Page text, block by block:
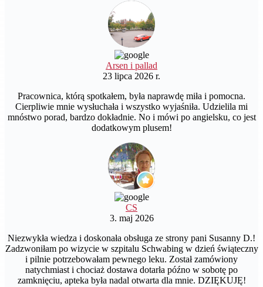
Arsen i pallad
23 lipca 2026 r.
Pracownica, którą spotkałem, była naprawdę miła i pomocna.
Cierpliwie mnie wysłuchała i wszystko wyjaśniła. Udzielila mi
mnóstwo porad, bardzo dokładnie. No i mówi po angielsku, co jest
dodatkowym plusem!
CS
3. maj 2026
Niezwykła wiedza i doskonała obsługa ze strony pani Susanny D.!
Zadzwoniłam po wizycie w szpitalu Schwabing w dzień świąteczny
i pilnie potrzebowałam pewnego leku. Został zamówiony
natychmiast i chociaż dostawa dotarła późno w sobotę po
zamknięciu, apteka była nadal otwarta dla mnie. DZIĘKUJĘ!